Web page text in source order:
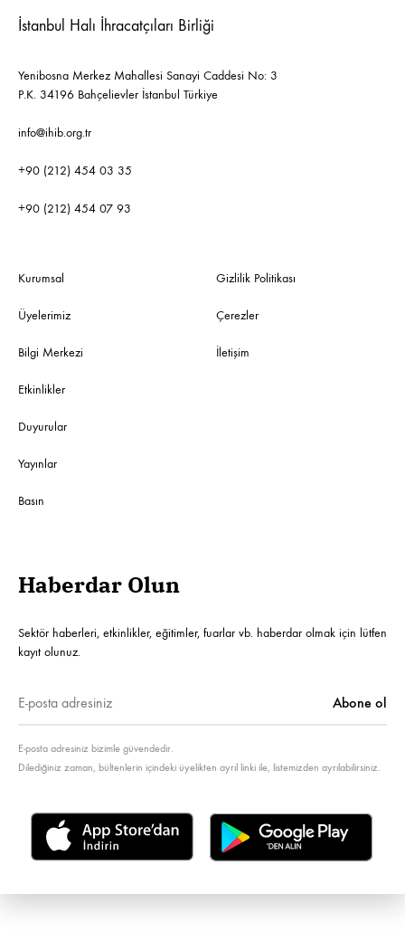
İstanbul Halı İhracatçıları Birliği
Yenibosna Merkez Mahallesi Sanayi Caddesi No: 3
P.K. 34196 Bahçelievler İstanbul Türkiye
info@ihib.org.tr
+90 (212) 454 03 35
+90 (212) 454 07 93
Kurumsal
Üyelerimiz
Bilgi Merkezi
Etkinlikler
Duyurular
Yayınlar
Basın
Gizlilik Politikası
Çerezler
İletişim
Haberdar Olun
Sektör haberleri, etkinlikler, eğitimler, fuarlar vb. haberdar olmak için lütfen
kayıt olunuz.
E-posta adresiniz bizimle güvendedir.
Dilediğiniz zaman, bültenlerin içindeki üyelikten ayrıl linki ile, listemizden ayrılabilirsiniz.